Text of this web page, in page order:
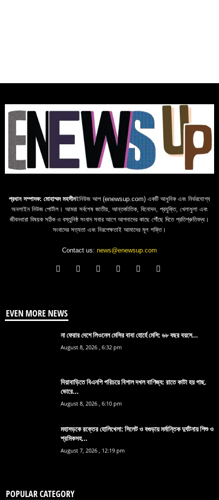
প্রধান সম্পাদক: মোহাম্মদ মহসীনইনিউজ আপ (enewsup.com) একটি আধুনিক এবং নির্ভরযোগ্য
অনলাইন নিউজ পোর্টাল। আমরা সর্বশেষ জাতীয়, আন্তর্জাতিক, বিনোদন, প্রযুক্তি, খেলাধুলা এবং
জীবনধারা বিষয়ক সঠিক ও বস্তুনিষ্ঠ সংবাদ সবার আগে আপনাদের কাছে পৌঁছে দিতে প্রতিশ্রুতিবদ্ধ।
সংবাদের সত্যতা এবং নিরপেক্ষতাই আমাদের মূল শক্তি।
Contact us: news@enewsup.com
EVEN MORE NEWS
না ফেরার দেশে লিওনেল মেসির বাবা হোর্হে মেসি: ৬৮ বছর বয়সে...
August 8, 2026 , 6:32 pm
দিয়াবাড়িতে বিএনপি পরিচয়ে বিশাল দখল বাণিজ্য: রাতে কাটা হয় গাছ,
ভোরে...
August 8, 2026 , 6:10 pm
মহাসড়কে রক্তের হোলিখেলা: সিলেট ও বগুড়ায় মর্মান্তিক দুর্ঘটনায় শিশু ও
শ্রমিকসহ...
August 7, 2026 , 12:19 pm
POPULAR CATEGORY